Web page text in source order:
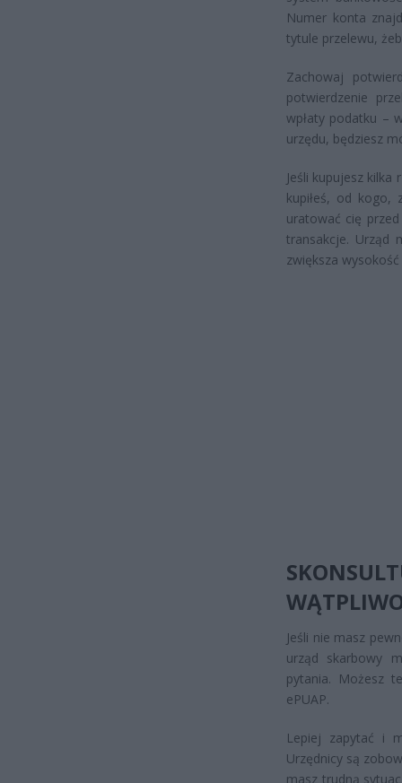
Numer konta
tytule przelewu,
Zachowaj
potwierdzenie
wpłaty podatku –
urzędu, będziesz
Jeśli kupujesz
kupiłeś, od kogo,
uratować cię
transakcje. Urząd
zwiększa wysokość
Jeśli nie masz
urząd skarbowy
pytania. Możesz
ePUAP.
Lepiej zapytać i
Urzędnicy są
masz trudną